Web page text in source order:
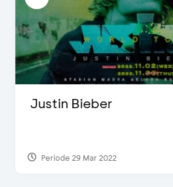
Justin Bieber
Periode 29 Mar 2022